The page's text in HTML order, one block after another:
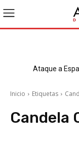
Ataque a
Inicio Etiquetas
Candela